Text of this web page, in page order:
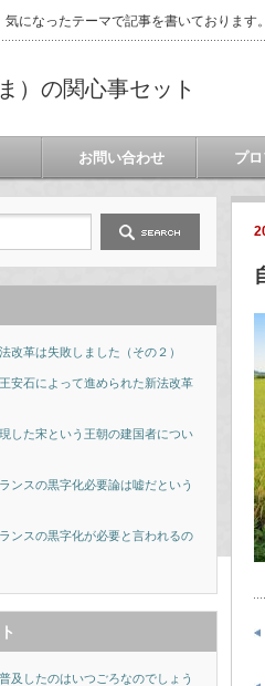
になったテーマで記事を書いております。
）の関心事セット
お問い合わせ プ
改革は失敗しました（その２）
安石によって進められた新法改革
した宋という王朝の建国者につい
ンスの黒字化必要論は嘘だという
ンスの黒字化が必要と言われるの
及したのはいつごろなのでしょう